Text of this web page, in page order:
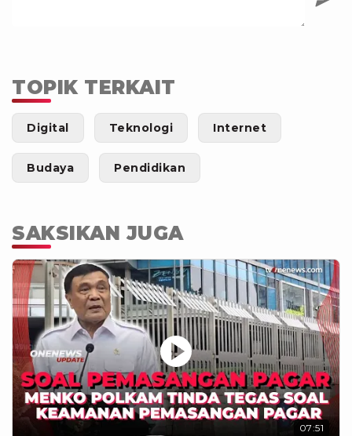
TOPIK TERKAIT
Digital Teknologi Internet
Budaya Pendidikan
SAKSIKAN JUGA
07:51